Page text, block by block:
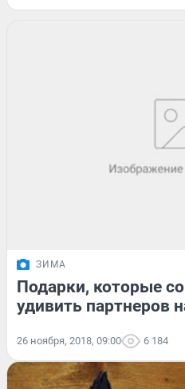
ЗИМА
Подарки, которые
удивить партнеров
26 ноября, 2018, 09:00 6 184